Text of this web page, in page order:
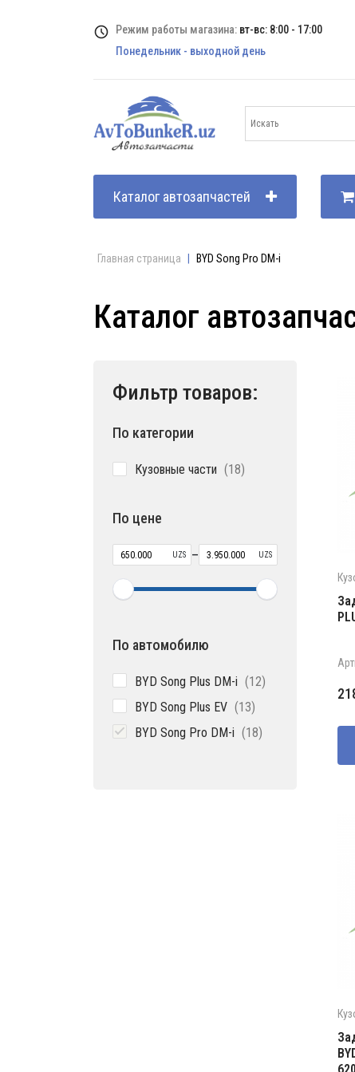
Режим работы магазина: вт-вс: 8:00 - 17:00
Понедельник - выходной день
Каталог автозапчастей
Главная страница BYD Song Pro DM-i
Каталог
Фильтр товаров:
По категории
Кузовные части 1818
По цене
UZS – UZS
По автомобилю
BYD Song Plus DM-i 1212
BYD Song Plus EV 1313
BYD Song Pro DM-i 1818